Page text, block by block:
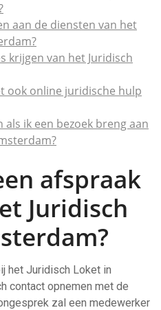
aan de diensten van het
krijgen van het Juridisch
ook online juridische hulp
ik een bezoek breng aan
afspraak
Juridisch
het Juridisch Loket in
contact opnemen met de
zal een medewerker